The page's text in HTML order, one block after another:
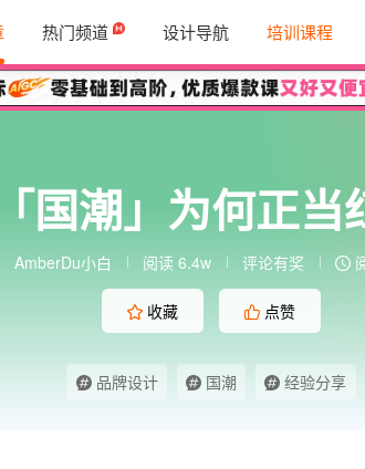
热门频道 设计导航 培训课程
「国潮」为何正当
AmberDu小白 阅读 6.4w 评论有奖
收藏 点赞
品牌设计 国潮 经验分享